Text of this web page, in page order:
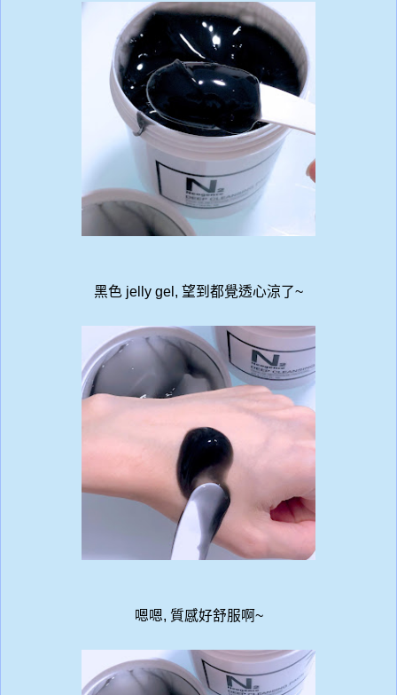
黑色 jelly gel, 望到都覺透心涼了~
嗯嗯, 質感好舒服啊~